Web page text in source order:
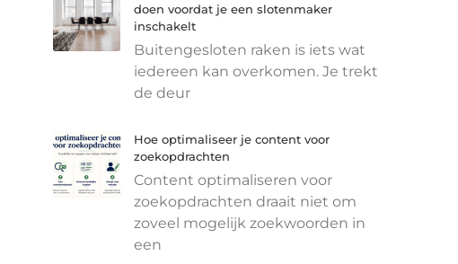
doen voordat je een slotenmaker
inschakelt
Buitengesloten raken is iets wat
iedereen kan overkomen. Je trekt
de deur
Hoe optimaliseer je content voor
zoekopdrachten
Content optimaliseren voor
zoekopdrachten draait niet om
zoveel mogelijk zoekwoorden in
een